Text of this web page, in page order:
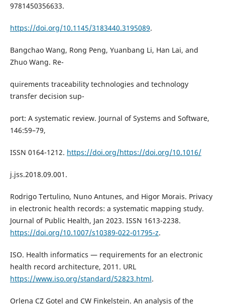
9781450356633.
https://doi.org/10.1145/3183440.3195089.
Bangchao Wang, Rong Peng, Yuanbang Li, Han Lai, and
Zhuo Wang. Re-
quirements traceability technologies and technology
transfer decision sup-
port: A systematic review. Journal of Systems and Software,
146:59–79,
ISSN 0164-1212. https://doi.org/https://doi.org/10.1016/
j.jss.2018.09.001.
Rodrigo Tertulino, Nuno Antunes, and Higor Morais. Privacy
in electronic health records: a systematic mapping study.
Journal of Public Health, Jan 2023. ISSN 1613-2238.
https://doi.org/10.1007/s10389-022-01795-z.
ISO. Health informatics — requirements for an electronic
health record architecture, 2011. URL
https://www.iso.org/standard/52823.html.
Orlena CZ Gotel and CW Finkelstein. An analysis of the